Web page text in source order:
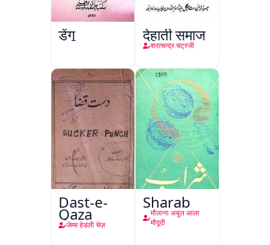
डेंगू देहाती समाज
शरत्चन्द्र चट्रजी
Dast-e-
Qaza
जेम्स हेडली चेज़
Sharab
मौलाना अबुल आला
मौदूदी